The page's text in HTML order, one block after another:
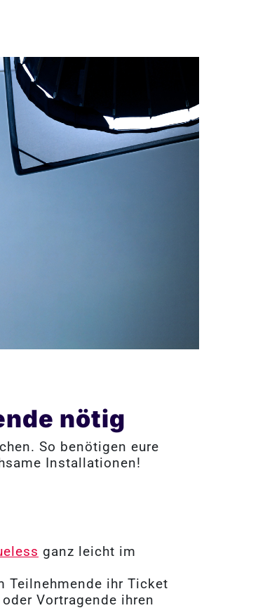
nötig
So benötigen eure
Installationen!
ganz leicht im
Teilnehmende ihr Ticket
Vortragende ihren